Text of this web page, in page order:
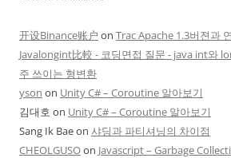
开设Binance账户 on Trac Apache 1.3버젼과
Javalongint比較 - 코딩면접 질문 - java int와
주 쓰이는 형변환
yson on Unity C# – Coroutine 알아보기
김대호 on Unity C# – Coroutine 알아보기
Sang Ik Baeon 샤딩과 파티셔닝의 차이점
CHEOLGUSOon Javascript – Garbage